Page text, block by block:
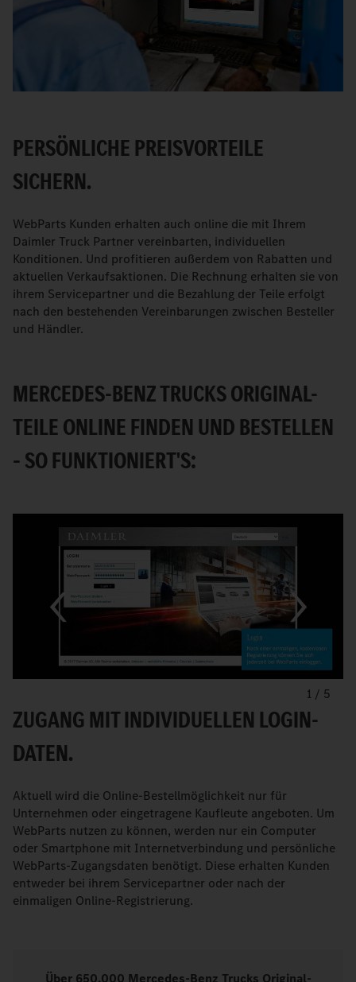
PERSÖNLICHE PREISVORTEILE
SICHERN.
WebParts Kunden erhalten auch online die mit Ihrem
Daimler Truck Partner vereinbarten, individuellen
Konditionen. Und profitieren außerdem von Rabatten und
aktuellen Verkaufsaktionen. Die Rechnung erhalten sie von
ihrem Servicepartner und die Bezahlung der Teile erfolgt
nach den bestehenden Vereinbarungen zwischen Besteller
und Händler.
MERCEDES-BENZ TRUCKS ORIGINAL-
TEILE ONLINE FINDEN UND BESTELLEN
– SO FUNKTIONIERT'S:
1 / 5
ZUGANG MIT INDIVIDUELLEN LOGIN-
DATEN.
Aktuell wird die Online-Bestellmöglichkeit nur für
Unternehmen oder eingetragene Kaufleute angeboten. Um
WebParts nutzen zu können, werden nur ein Computer
oder Smartphone mit Internetverbindung und persönliche
WebParts-Zugangsdaten benötigt. Diese erhalten Kunden
entweder bei ihrem Servicepartner oder nach der
einmaligen Online-Registrierung.
Über 650.000 Mercedes-Benz Trucks Original-